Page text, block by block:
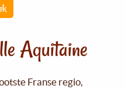
Aquitaine
Franse regio,